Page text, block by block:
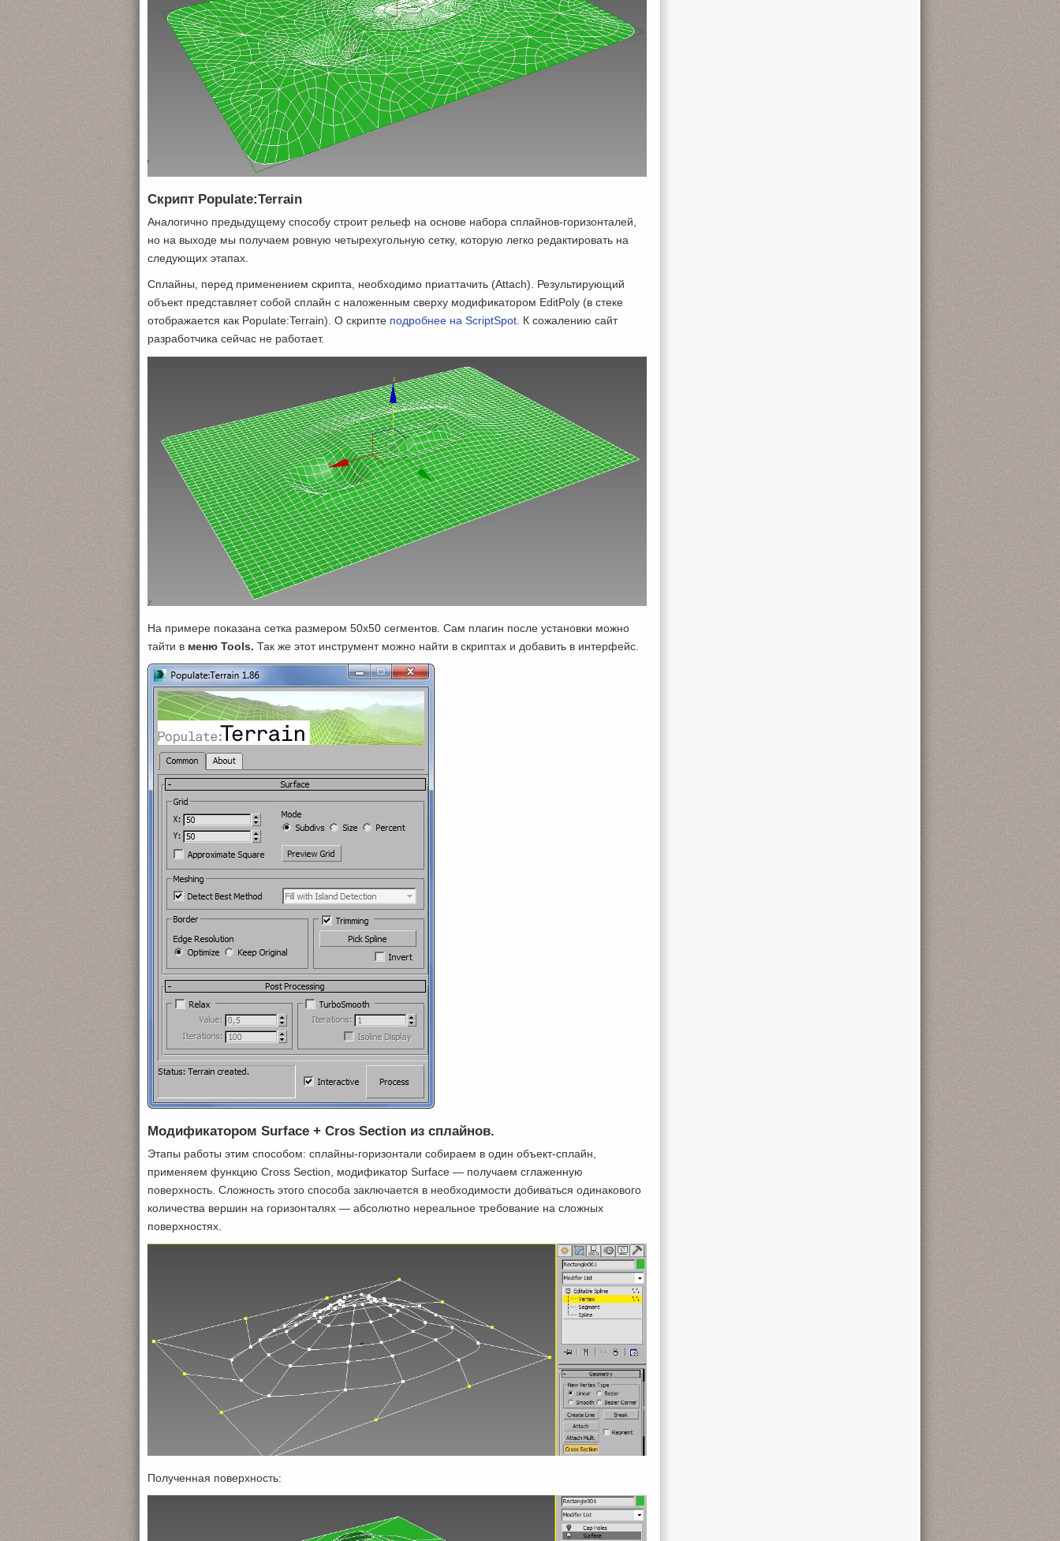
Скрипт Populate:Terrain
Аналогично предыдущему способу строит рельеф на основе набора сплайнов-горизонталей,
но на выходе мы получаем ровную четырехугольную сетку, которую легко редактировать на
следующих этапах.
Сплайны, перед применением скрипта, необходимо приаттачить (Attach). Результирующий
объект представляет собой сплайн с наложенным сверху модификатором EditPoly (в стеке
отображается как Populate:Terrain). О скрипте подробнее на SсriptSpot. К сожалению сайт
разработчика сейчас не работает.
На примере показана сетка размером 50х50 сегментов. Сам плагин после установки можно
тайти в меню Tools. Так же этот инструмент можно найти в скриптах и добавить в интерфейс.
Модификатором Surface + Cros Section из сплайнов.
Этапы работы этим способом: сплайны-горизонтали собираем в один объект-сплайн,
применяем функцию Cross Section, модификатор Surface — получаем сглаженную
поверхность. Сложность этого способа заключается в необходимости добиваться одинакового
количества вершин на горизонталях — абсолютно нереальное требование на сложных
поверхностях.
Полученная поверхность: